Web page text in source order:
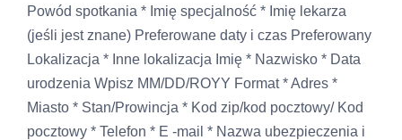
Powód spotkania * Imię specjalność * Imię lekarza
(jeśli jest znane) Preferowane daty i czas Preferowany
Lokalizacja * Inne lokalizacja Imię * Nazwisko * Data
urodzenia Wpisz MM/DD/ROYY Format * Adres *
Miasto * Stan/Prowincja * Kod zip/kod pocztowy/ Kod
pocztowy * Telefon * E -mail * Nazwa ubezpieczenia i